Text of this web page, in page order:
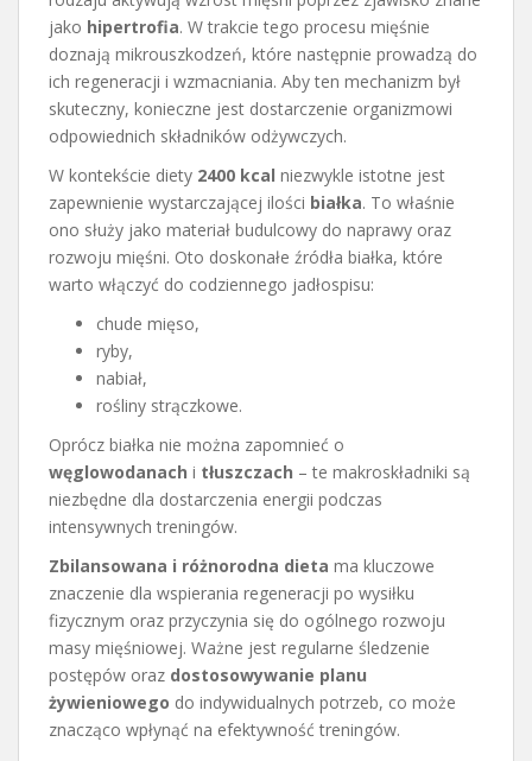
jako hipertrofia. W trakcie tego procesu mięśnie
doznają mikrouszkodzeń, które następnie prowadzą do
ich regeneracji i wzmacniania. Aby ten mechanizm był
skuteczny, konieczne jest dostarczenie organizmowi
odpowiednich składników odżywczych.
W kontekście diety 2400 kcal niezwykle istotne jest
zapewnienie wystarczającej ilości białka. To właśnie
ono służy jako materiał budulcowy do naprawy oraz
rozwoju mięśni. Oto doskonałe źródła białka, które
warto włączyć do codziennego jadłospisu:
chude mięso,
ryby,
nabiał,
rośliny strączkowe.
Oprócz białka nie można zapomnieć o
węglowodanach i tłuszczach – te makroskładniki są
niezbędne dla dostarczenia energii podczas
intensywnych treningów.
Zbilansowana i różnorodna dieta ma kluczowe
znaczenie dla wspierania regeneracji po wysiłku
fizycznym oraz przyczynia się do ogólnego rozwoju
masy mięśniowej. Ważne jest regularne śledzenie
postępów oraz dostosowywanie planu
żywieniowego do indywidualnych potrzeb, co może
znacząco wpłynąć na efektywność treningów.